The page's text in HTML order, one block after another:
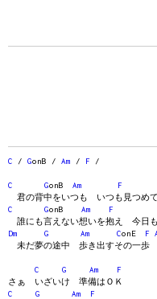
C / GonB / Am / F /
C GonB Am
F
君の背中をいつも いつも見つめ
C
GonB Am
F
誰にも言えない想いを抱え 今日
Dm
G Am ConE F
未だ夢の途中 歩き出すその一歩
C G Am
F
さぁ いざいけ 準備はＯＫ
C
G Am
F